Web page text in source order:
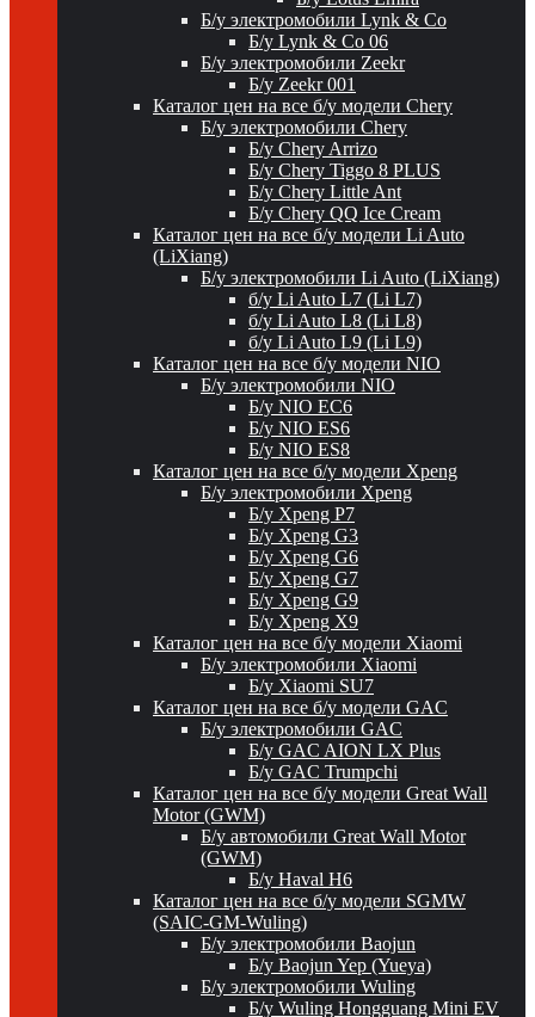
Б/у электромобили Lynk & Co
Б/у Lynk & Co 06
Б/у электромобили Zeekr
Б/у Zeekr 001
Каталог цен на все б/у модели Chery
Б/у электромобили Chery
Б/у Chery Arrizo
Б/у Chery Tiggo 8 PLUS
Б/у Chery Little Ant
Б/у Chery QQ Ice Cream
Каталог цен на все б/у модели Li Auto
(LiXiang)
Б/у электромобили Li Auto (LiXiang)
б/у Li Auto L7 (Li L7)
б/у Li Auto L8 (Li L8)
б/у Li Auto L9 (Li L9)
Каталог цен на все б/у модели NIO
Б/у электромобили NIO
Б/у NIO EC6
Б/у NIO ES6
Б/у NIO ES8
Каталог цен на все б/у модели Xpeng
Б/у электромобили Xpeng
Б/у Xpeng P7
Б/у Xpeng G3
Б/у Xpeng G6
Б/у Xpeng G7
Б/у Xpeng G9
Б/у Xpeng X9
Каталог цен на все б/у модели Xiaomi
Б/у электромобили Xiaomi
Б/у Xiaomi SU7
Каталог цен на все б/у модели GAC
Б/у электромобили GAC
Б/у GAC AION LX Plus
Б/у GAC Trumpchi
Каталог цен на все б/у модели Great Wall
Motor (GWM)
Б/у автомобили Great Wall Motor
(GWM)
Б/у Haval H6
Каталог цен на все б/у модели SGMW
(SAIC-GM-Wuling)
Б/у электромобили Baojun
Б/у Baojun Yep (Yueya)
Б/у электромобили Wuling
Б/у Wuling Hongguang Mini EV